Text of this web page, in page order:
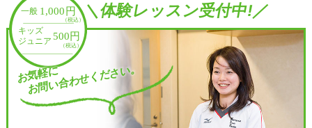
＼体験レッスン受付中!／
お気軽に
お問い合わせください。